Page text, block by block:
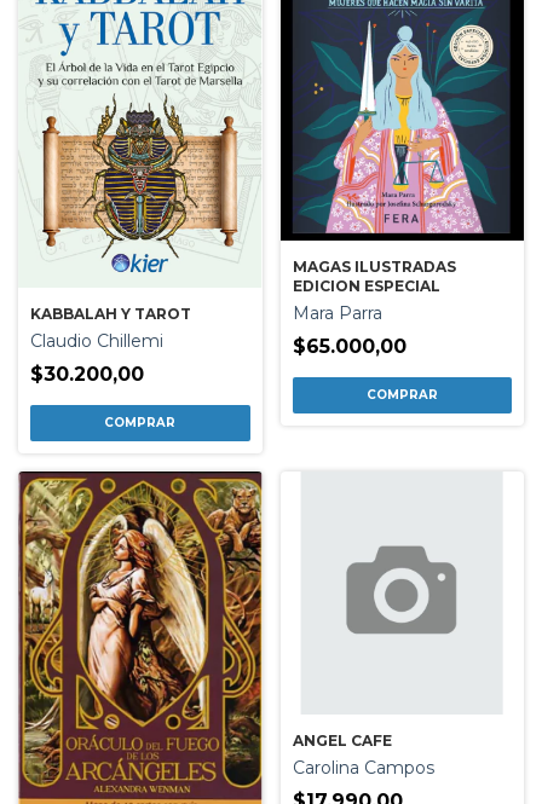
KABBALAH Y TAROT
Claudio Chillemi
$30.200,00
MAGAS ILUSTRADAS
EDICION ESPECIAL
Mara Parra
$65.000,00
ANGEL CAFE
Carolina Campos